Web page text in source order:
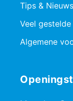
Tips & Nieuws
Veel
Algemene